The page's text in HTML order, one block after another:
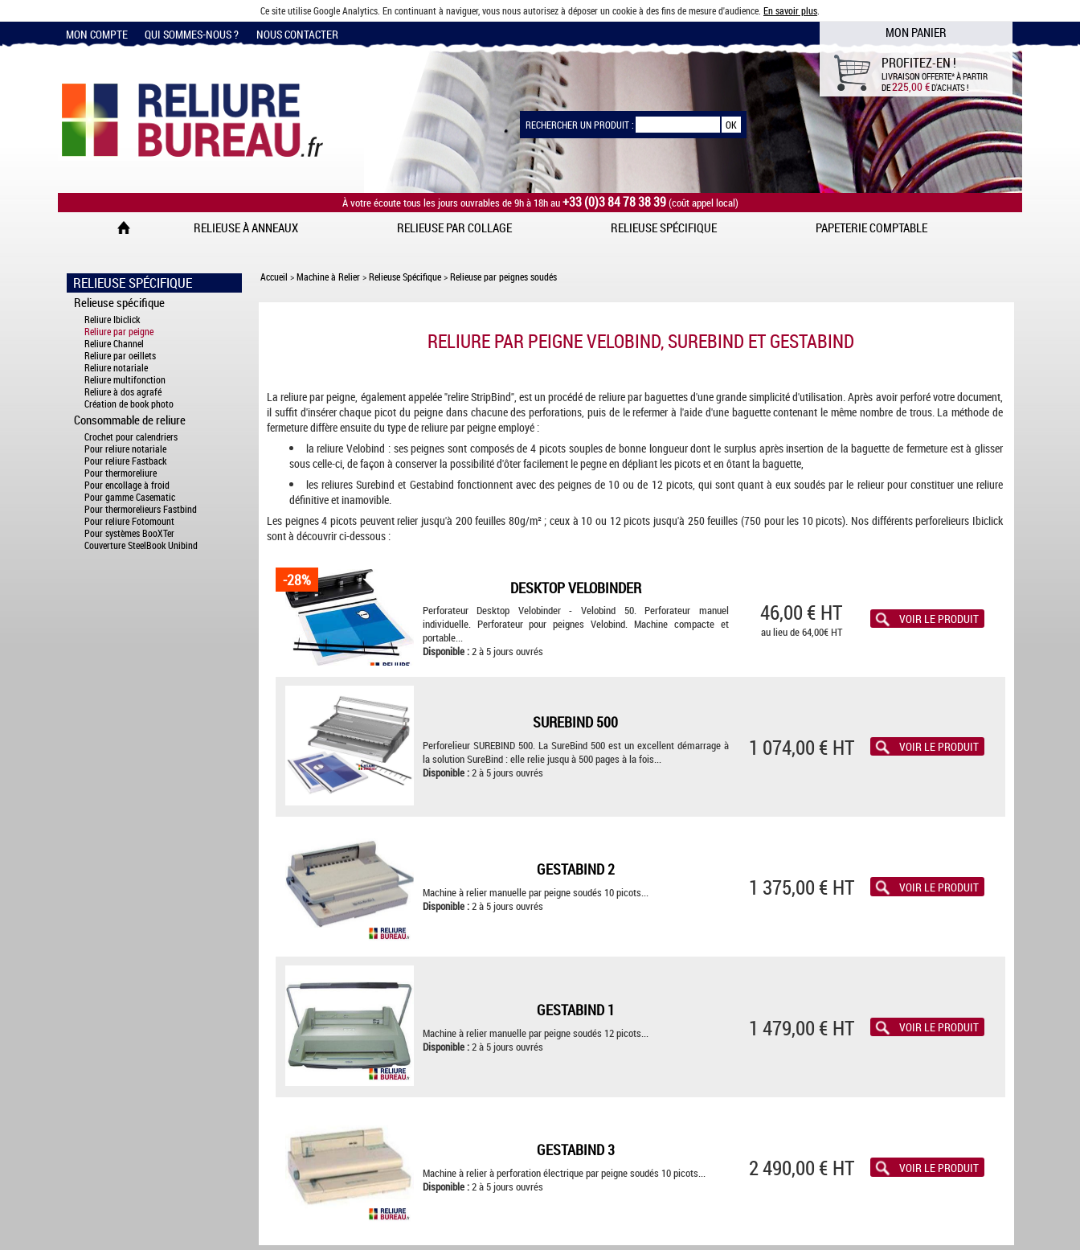
Ce site utilise Google Analytics. En continuant à naviguer, vous nous autorisez à déposer un cookie à des fins de mesure d'audience. En savoir plus
MON COMPTE QUI SOMMES-NOUS ? NOUS CONTACTER MON PANIER
PROFITEZ-EN !
LIVRAISON OFFERTE*À PARTIR
DE225,00 €D'ACHATS !
RECHERCHER UN PRODUIT :
À votre écoute tous les jours ouvrables de 9h à 18h au+33 (0)3 84 78 38 39(coût appel local)
RELIEUSE À ANNEAUX RELIEUSE PAR COLLAGE RELIEUSE SPÉCIFIQUE PAPETERIE COMPTABLE
RELIEUSE SPÉCIFIQUE
Relieuse spécifique
Reliure Ibiclick
Reliure par peigne
Reliure Channel
Reliure par oeillets
Reliure notariale
Reliure multifonction
Reliure à dos agrafé
Création de book photo
Consommable de reliure
Crochet pour calendriers
Pour reliure notariale
Pour reliure Fastback
Pour thermoreliure
Pour encollage à froid
Pour gamme Casematic
Pour thermorelieurs Fastbind
Pour reliure Fotomount
Pour systèmes BooXTer
Couverture SteelBook Unibind
Accueil >Machine à Relier>Relieuse Spécifique>Relieuse par peignes soudés
RELIURE PAR PEIGNE VELOBIND, SUREBIND ET GESTABIND
La reliure par peigne, également appelée "relire StripBind", est un procédé de reliure par baguettes d'une grande simplicité d'utilisation. Après avoir perforé votre document,
il suffit d'insérer chaque picot du peigne dans chacune des perforations, puis de le refermer à l'aide d'une baguette contenant le même nombre de trous. La méthode de
fermeture diffère ensuite du type de reliure par peigne employé :
la reliure Velobind : ses peignes sont composés de 4 picots souples de bonne longueur dont le surplus après insertion de la baguette de fermeture est à glisser
sous celle-ci, de façon à conserver la possibilité d'ôter facilement le pegne en dépliant les picots et en ôtant la baguette,
les reliures Surebind et Gestabind fonctionnent avec des peignes de 10 ou de 12 picots, qui sont quant à eux soudés par le relieur pour constituer une reliure
définitive et inamovible.
Les peignes 4 picots peuvent relier jusqu'à 200 feuilles 80g/m² ; ceux à 10 ou 12 picots jusqu'à 250 feuilles (750 pour les 10 picots). Nos différents perforelieurs Ibiclick
sont à découvrir ci-dessous :
-28% DESKTOP VELOBINDER
Perforateur Desktop Velobinder - Velobind 50. Perforateur manuel
individuelle. Perforateur pour peignes Velobind. Machine compacte et
portable...
Disponible :2 à 5 jours ouvrés
46,00 € HT
au lieu de 64,00€ HT
VOIR LE PRODUIT
SUREBIND 500
Perforelieur SUREBIND 500. La SureBind 500 est un excellent démarrage à
la solution SureBind : elle relie jusqu à 500 pages à la fois...
Disponible :2 à 5 jours ouvrés
1 074,00 € HT VOIR LE PRODUIT
GESTABIND 2
Machine à relier manuelle par peigne soudés 10 picots...
Disponible :2 à 5 jours ouvrés
1 375,00 € HT VOIR LE PRODUIT
GESTABIND 1
Machine à relier manuelle par peigne soudés 12 picots...
Disponible :2 à 5 jours ouvrés
1 479,00 € HT VOIR LE PRODUIT
GESTABIND 3
Machine à relier à perforation électrique par peigne soudés 10 picots...
Disponible :2 à 5 jours ouvrés
2 490,00 € HT VOIR LE PRODUIT